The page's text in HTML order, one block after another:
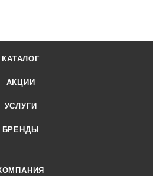
КАТАЛОГ
АКЦИИ
УСЛУГИ
БРЕНДЫ